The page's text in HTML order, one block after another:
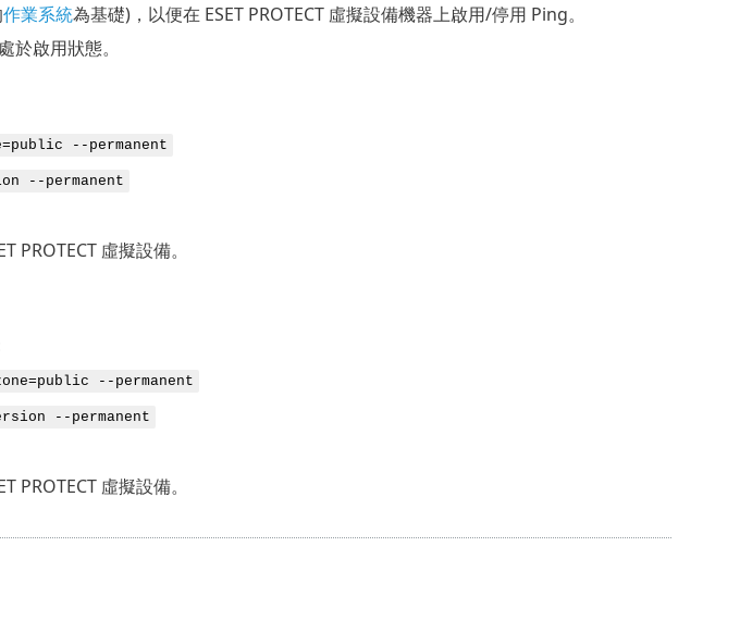
作業系統為基礎)，以便在 ESET PROTECT 虛擬設備機器上啟用/停用 Ping。
啟用狀態。
--permanent
--permanent
PROTECT 虛擬設備。
--permanent
--permanent
PROTECT 虛擬設備。